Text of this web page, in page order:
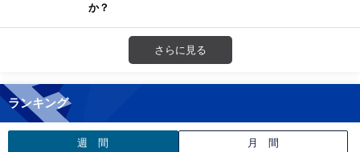
か？
さらに見る
ランキング
週 間 月 間